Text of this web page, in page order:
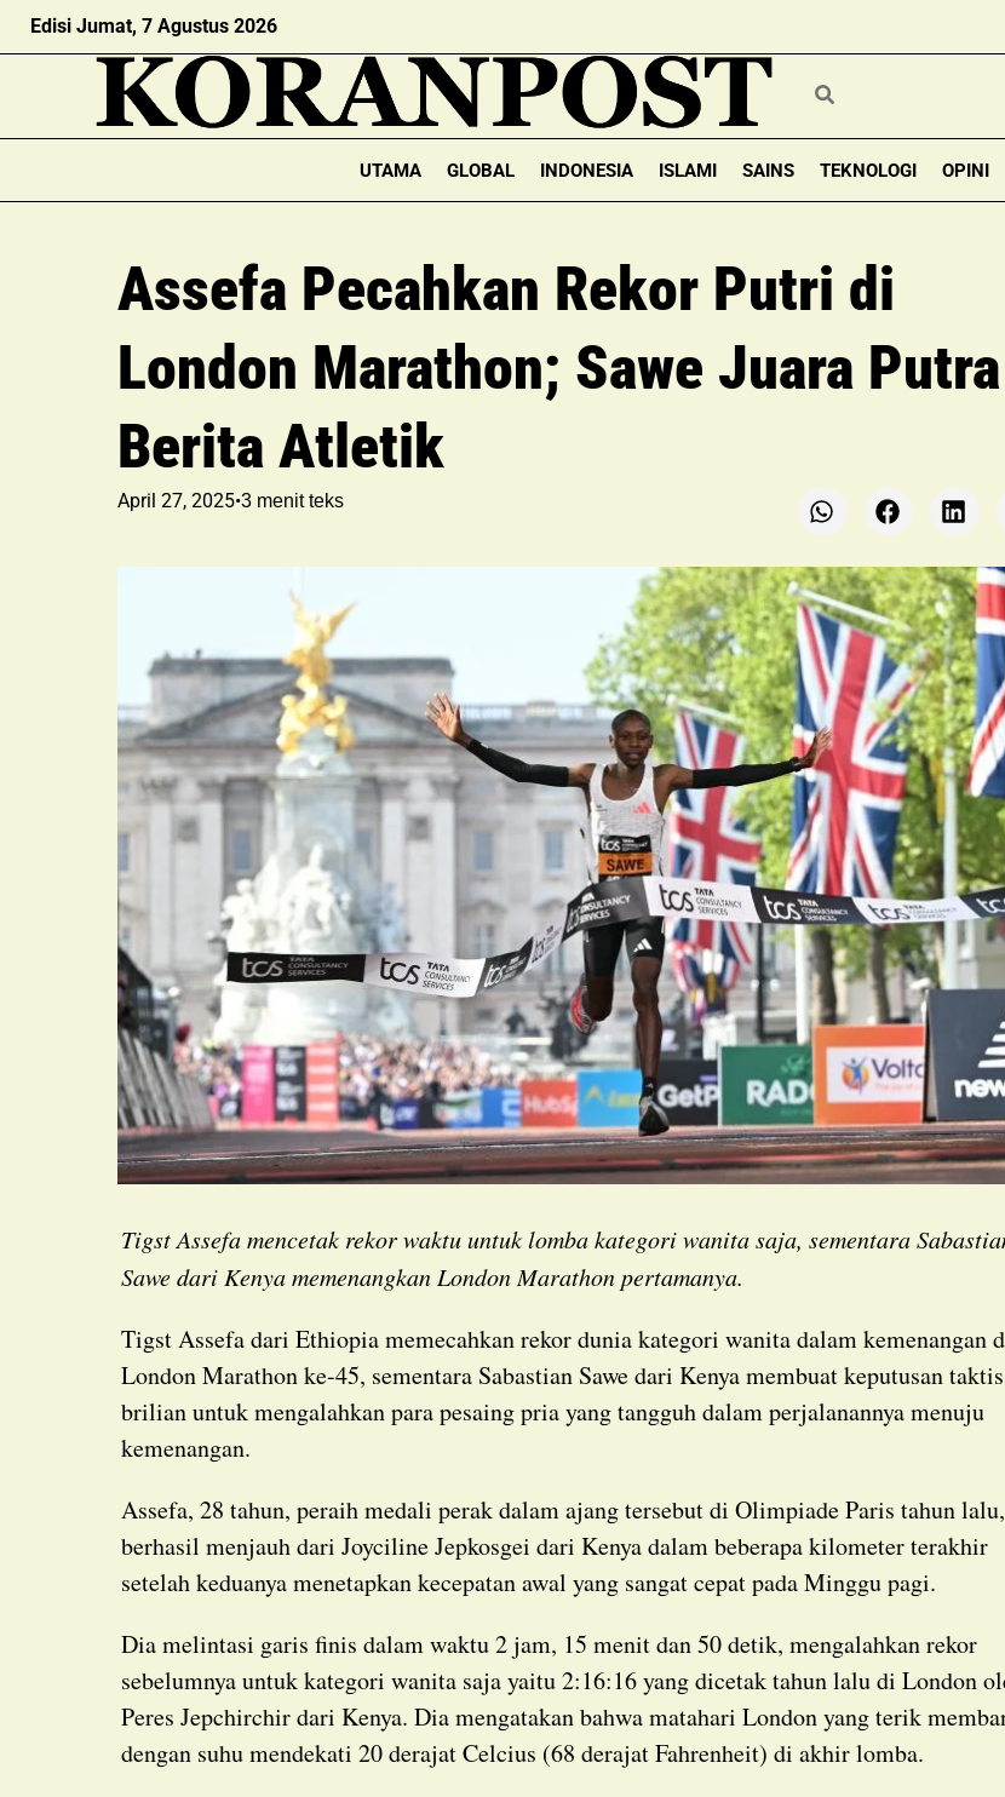
Edisi Jumat, 7 Agustus 2026
UTAMA GLOBAL INDONESIA ISLAMI SAINS TEKNOLOGI OPINI
Assefa Pecahkan Rekor Putri di
London Marathon; Sawe Juara
Berita Atletik
April 27, 2025•3 menit teks
Tigst Assefa mencetak rekor waktu untuk lomba kategori wanita saja, sementara
Sawe dari Kenya memenangkan London Marathon pertamanya.
Tigst Assefa dari Ethiopia memecahkan rekor dunia kategori wanita dalam kemenangan
London Marathon ke-45, sementara Sabastian Sawe dari Kenya membuat keputusan taktis
brilian untuk mengalahkan para pesaing pria yang tangguh dalam perjalanannya menuju
kemenangan.
Assefa, 28 tahun, peraih medali perak dalam ajang tersebut di Olimpiade Paris tahun lalu,
berhasil menjauh dari Joyciline Jepkosgei dari Kenya dalam beberapa kilometer terakhir
setelah keduanya menetapkan kecepatan awal yang sangat cepat pada Minggu pagi.
Dia melintasi garis finis dalam waktu 2 jam, 15 menit dan 50 detik, mengalahkan rekor
sebelumnya untuk kategori wanita saja yaitu 2:16:16 yang dicetak tahun lalu di London
Peres Jepchirchir dari Kenya. Dia mengatakan bahwa matahari London yang terik
dengan suhu mendekati 20 derajat Celcius (68 derajat Fahrenheit) di akhir lomba.